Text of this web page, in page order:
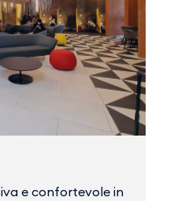
e confortevole in